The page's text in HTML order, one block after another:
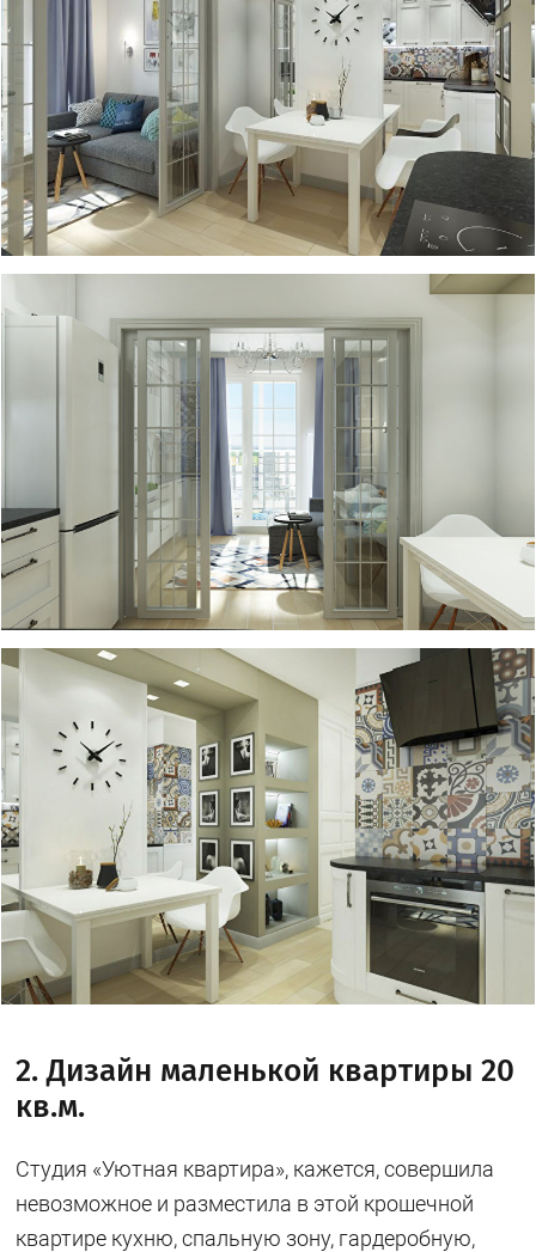
2. Дизайн маленькой квартиры 20
кв.м.
Студия «Уютная квартира», кажется, совершила
невозможное и разместила в этой крошечной
квартире кухню, спальную зону, гардеробную,